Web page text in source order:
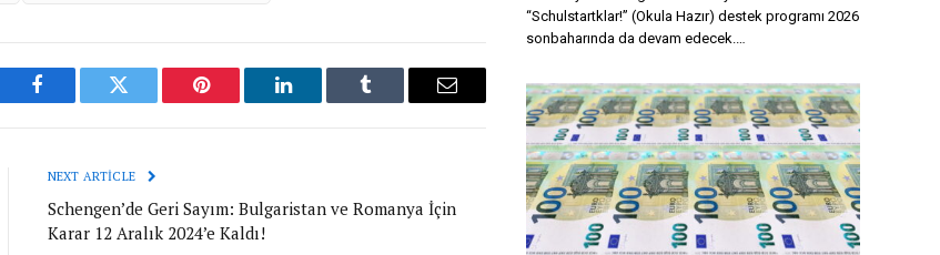
Facebook Twitter Pinterest LinkedIn Tumblr Email
NEXT ARTICLE
Schengen’de Geri Sayım: Bulgaristan ve Romanya İçin
Karar 12 Aralık 2024’e Kaldı!
“Schulstartklar!” (Okula Hazır) destek programı 2026
sonbaharında da devam edecek.…